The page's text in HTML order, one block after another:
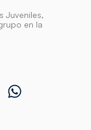
Juveniles,
en la